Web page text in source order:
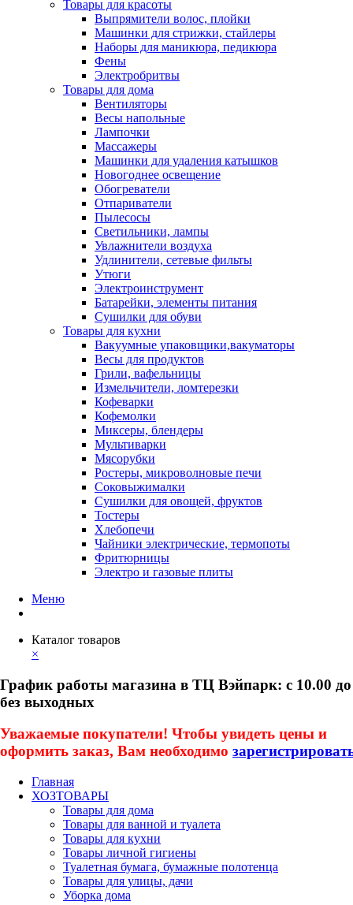
Товары для красоты
Выпрямители волос, плойки
Машинки для стрижки, стайлеры
Наборы для маникюра, педикюра
Фены
Электробритвы
Товары для дома
Вентиляторы
Весы напольные
Лампочки
Массажеры
Машинки для удаления катышков
Новогоднее освещение
Обогреватели
Отпариватели
Пылесосы
Светильники, лампы
Увлажнители воздуха
Удлинители, сетевые фильты
Утюги
Электроинструмент
Батарейки, элементы питания
Сушилки для обуви
Товары для кухни
Вакуумные упаковщики,вакуматоры
Весы для продуктов
Грили, вафельницы
Измельчители, ломтерезки
Кофеварки
Кофемолки
Миксеры, блендеры
Мультиварки
Мясорубки
Ростеры, микроволновые печи
Соковыжималки
Сушилки для овощей, фруктов
Тостеры
Хлебопечи
Чайники электрические, термопоты
Фритюрницы
Электро и газовые плиты
Меню
Каталог товаров
×
График работы магазина в ТЦ Вэйпарк: с 10.00 до
без выходных
Уважаемые покупатели! Чтобы увидеть цены и
оформить заказ, Вам необходимо
Главная
ХОЗТОВАРЫ
Товары для дома
Товары для ванной и туалета
Товары для кухни
Товары личной гигиены
Туалетная бумага, бумажные полотенца
Товары для улицы, дачи
Уборка дома